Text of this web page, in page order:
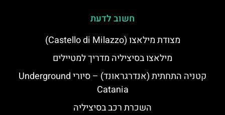
חשוב לדעת
מצודת מילאצו (Castello di Milazzo)
מילאצו בסיציליה מדריך למטיילים
קטניה התחתית (אנדרגראונד) – סיורי Underground
Catania
השכרת רכב בסיציליה